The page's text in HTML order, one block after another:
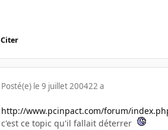
Citer
Posté(e) le 9 juillet 200422 a
http://www.pcinpact.com/forum/
c'est ce topic qu'il fallait déterrer